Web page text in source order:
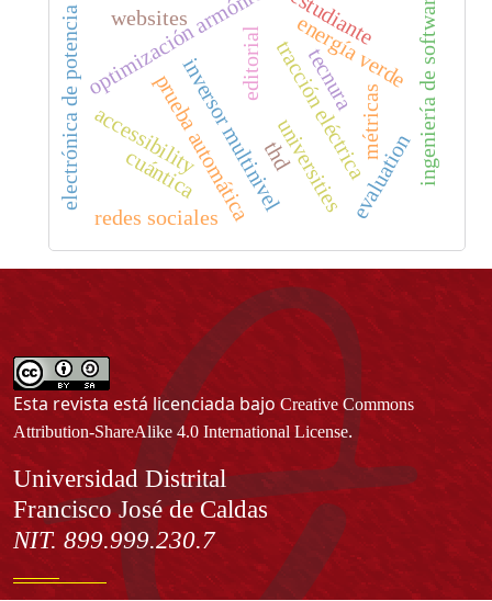
editorial tecnura
inversor multinivel
optimización armónica
thd
electrónica de potencia tracción eléctrica
energía verde ingeniería de software
prueba automática
accessibility evaluation
websites
universities
cuántica
métricas
redes sociales
estudiante
Esta revista está licenciada bajo Creative Commons
Attribution-ShareAlike 4.0 International License.
Información
Universidad Distrital
Francisco José de Caldas
NIT. 899.999.230.7